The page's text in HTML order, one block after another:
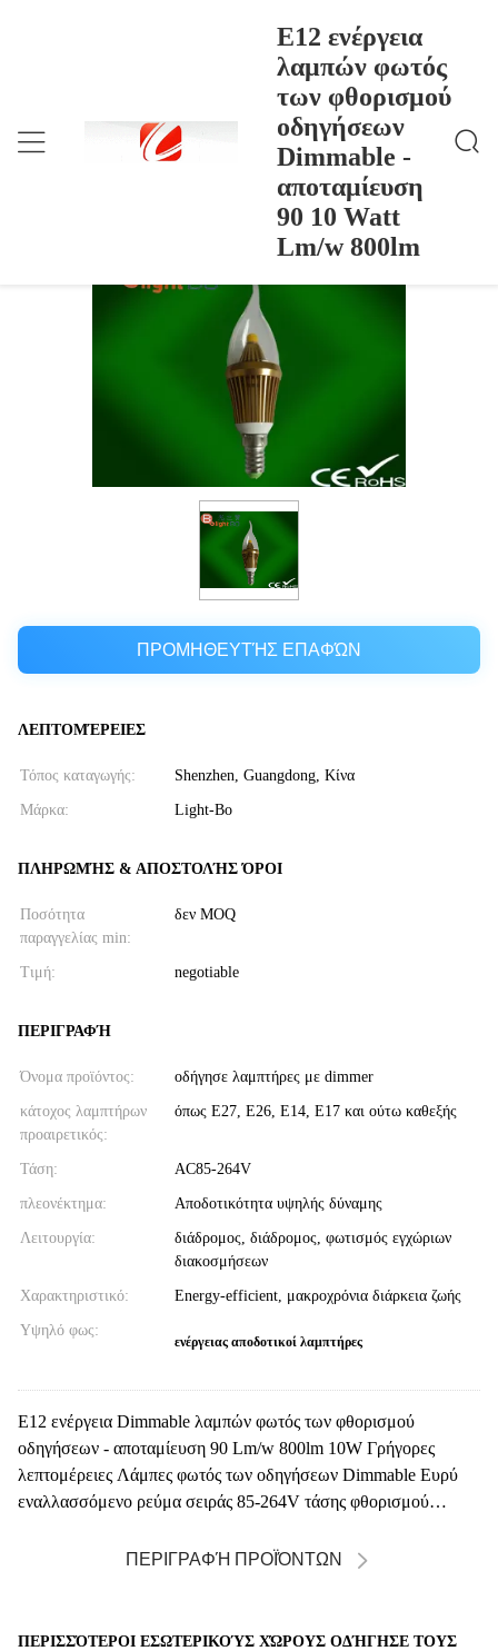
E12 ενέργεια
λαμπών φωτός
των φθορισμού
οδηγήσεων
Dimmable -
αποταμίευση
90 10 Watt
Lm/w 800lm
E12 Ενέργεια Λαμπών Φωτός Των Φθορισμού Οδηγ
Ήσεων Dimmable - Αποταμίευση 90 10 Watt Lm/w 8
00lm
E12 ενέργεια λαμπών φωτός των
φθορισμού οδηγήσεων Dimmable -
αποταμίευση 90 10 Watt Lm/w 800lm
ΠΡΟΜΗΘΕΥΤΉΣ ΕΠΑΦΏΝ
ΛΕΠΤΟΜΈΡΕΙΕΣ
Τόπος καταγωγής: Shenzhen, Guangdong, Κίνα
Μάρκα: Light-Bo
ΠΛΗΡΩΜΉΣ & ΑΠΟΣΤΟΛΉΣ ΌΡΟΙ
Ποσότητα
παραγγελίας min:
δεν MOQ
Τιμή: negotiable
ΠΕΡΙΓΡΑΦΉ
Όνομα προϊόντος: οδήγησε λαμπτήρες με dimmer
κάτοχος λαμπτήρων
προαιρετικός:
όπως E27, E26, E14, E17 και ούτω καθεξής
Τάση: AC85-264V
πλεονέκτημα: Αποδοτικότητα υψηλής δύναμης
Λειτουργία:
διάδρομος, διάδρομος, φωτισμός εγχώριων
διακοσμήσεων
Χαρακτηριστικό: Energy-efficient, μακροχρόνια διάρκεια ζωής
Υψηλό φως:
ενέργειας αποδοτικοί λαμπτήρες
E12 ενέργεια Dimmable λαμπών φωτός των φθορισμού
οδηγήσεων - αποταμίευση 90 Lm/w 800lm 10W Γρήγορες
λεπτομέρειες Λάμπες φωτός των οδηγήσεων Dimmable Ευρύ
εναλλασσόμενο ρεύμα σειράς 85-264V τάσης φθορισμού
ΠΕΡΙΓΡΑΦΉ ΠΡΟΪΌΝΤΩΝ
ΠΕΡΙΣΣΌΤΕΡΟΙ ΕΣΩΤΕΡΙΚΟΎΣ ΧΏΡΟΥΣ ΟΔΉΓΗΣΕ ΤΟΥΣ